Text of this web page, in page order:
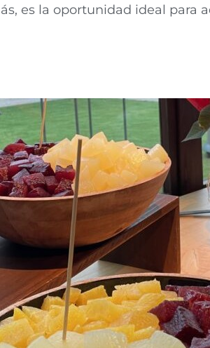
es la oportunidad ideal para